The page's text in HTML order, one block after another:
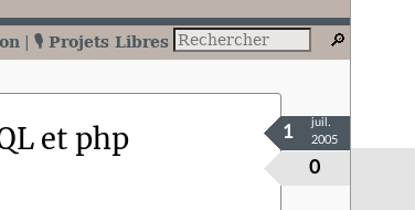
🎙️ Projets Libres
et php
0
1
juil.
2005